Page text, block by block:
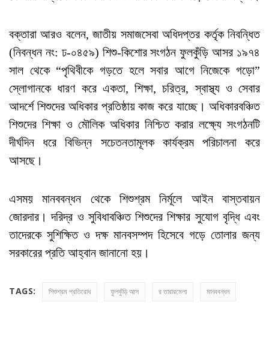
বক্তারা আরও বলেন, জাতীয় সমাজসেবা অধিদপ্তর কর্তৃক নিবন্ধিত
(নিবন্ধন নং: ঢ-০৪৫৯) শিশু-কিশোর সংগঠন ফুলকুঁড়ি আসর ১৯৭৪
সাল থেকে “পৃথিবীকে গড়তে হলে সবার আগে নিজেকে গড়ো”
স্লোগানকে ধারণ করে একতা, শিক্ষা, চরিত্র, স্বাস্থ্য ও সেবার
আদর্শে শিশুদের অধিকার প্রতিষ্ঠায় কাজ করে যাচ্ছে। অধিকারবঞ্চিত
শিশুদের শিক্ষা ও মৌলিক অধিকার নিশ্চিত করার লক্ষ্যে সংগঠনটি
দীর্ঘদিন ধরে বিভিন্ন সচেতনতামূলক কার্যক্রম পরিচালনা করে
আসছে।
এসময় মানববন্ধন থেকে শিশুশ্রম নির্মূলে আইন বাস্তবায়ন
জোরদার। দরিদ্র ও সুবিধাবঞ্চিত শিশুদের শিক্ষার সুযোগ বৃদ্ধি এবং
তাদেরকে সুশিক্ষিত ও দক্ষ মানবসম্পদ হিসেবে গড়ে তোলার জন্য
সরকারের প্রতি আহ্বান জানানো হয়।
TAGS: শিশুশ্রম প্রতিরোধ ফুলকুঁড়ি আস র তারারমেলা মানববন্ধন